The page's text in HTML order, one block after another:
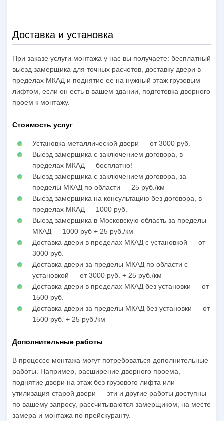
Доставка и установка
При заказе услуги монтажа у нас вы получаете: бесплатный
выезд замерщика для точных расчетов, доставку двери в
пределах МКАД и поднятие ее на нужный этаж грузовым
лифтом, если он есть в вашем здании, подготовка дверного
проем к монтажу.
Стоимость услуг
Установка металлической двери — от 3000 руб.
Выезд замерщика с заключением договора, в
пределах МКАД — бесплатно!
Выезд замерщика с заключением договора, за
пределы МКАД по области — 25 руб./км
Выезд замерщика на консультацию без договора, в
пределах МКАД — 1000 руб.
Выезд замерщика в Московскую область за пределы
МКАД — 1000 руб + 25 руб./км
Доставка двери в пределах МКАД с установкой — от
3000 руб.
Доставка двери за пределы МКАД по области с
установкой — от 3000 руб. + 25 руб./км
Доставка двери в пределах МКАД без установки — от
1500 руб.
Доставка двери за пределы МКАД без установки — от
1500 руб. + 25 руб./км
Дополнительные работы
В процессе монтажа могут потребоваться дополнительные
работы. Например, расширение дверного проема,
поднятие двери на этаж без грузового лифта или
утилизация старой двери — эти и другие работы доступны
по вашему запросу, рассчитываются замерщиком, на месте
замера и монтажа по прейскуранту.